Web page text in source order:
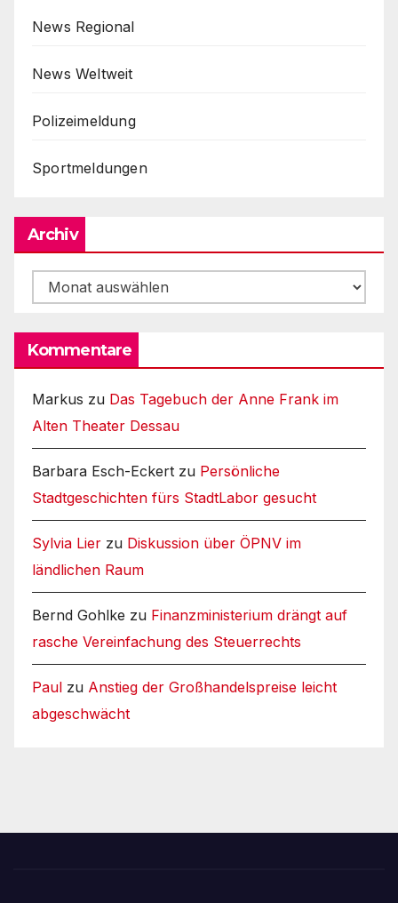
News Regional
News Weltweit
Polizeimeldung
Sportmeldungen
Archiv
Archiv
Kommentare
Markus zu Das Tagebuch der Anne Frank im
Alten Theater Dessau
Barbara Esch-Eckert zu Persönliche
Stadtgeschichten fürs StadtLabor gesucht
Sylvia Lier zu Diskussion über ÖPNV im
ländlichen Raum
Bernd Gohlke zu Finanzministerium drängt auf
rasche Vereinfachung des Steuerrechts
Paul zu Anstieg der Großhandelspreise leicht
abgeschwächt